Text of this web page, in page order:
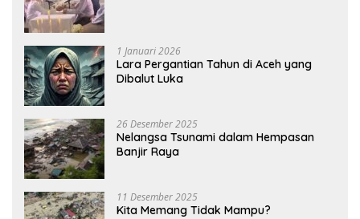
1 Januari 2026
Lara Pergantian Tahun di Aceh yang
Dibalut Luka
26 Desember 2025
Nelangsa Tsunami dalam Hempasan
Banjir Raya
11 Desember 2025
Kita Memang Tidak Mampu?